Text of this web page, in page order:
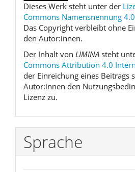
Dieses Werk steht unter der
Commons Namensnennung
Das Copyright verbleibt ohne
den Autor:innen.
Der Inhalt von LIMINA steht
Commons Attribution 4.0
der Einreichung eines Beitrags
Autor:innen den
Lizenz zu.
Sprache